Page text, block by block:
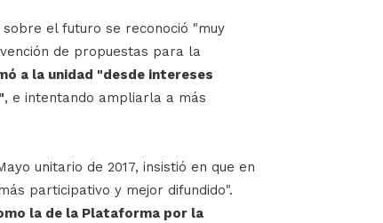
el futuro se reconoció "muy
de propuestas para la
a la unidad "desde intereses
, e intentando ampliarla a más
unitario de 2017, insistió en que en
participativo y mejor difundido".
la de la Plataforma por la